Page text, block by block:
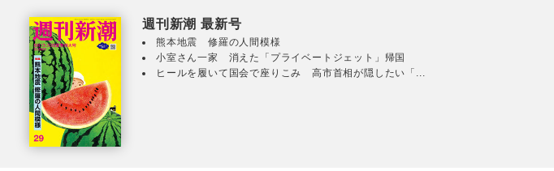
週刊新潮 最新号
熊本地震 修羅の人間模様
小室さん一家 消えた「プライベートジェット」帰国
ヒールを履いて国会で座りこみ 高市首相が隠したい「...